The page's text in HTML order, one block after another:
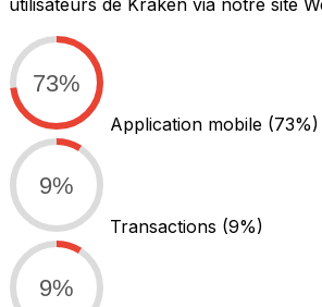
73%
Application mobile (73%)
9%
Transactions (9%)
9%